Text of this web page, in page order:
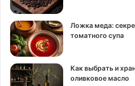
Ложка меда:
томатного супа
Как выбрать и
оливковое масло